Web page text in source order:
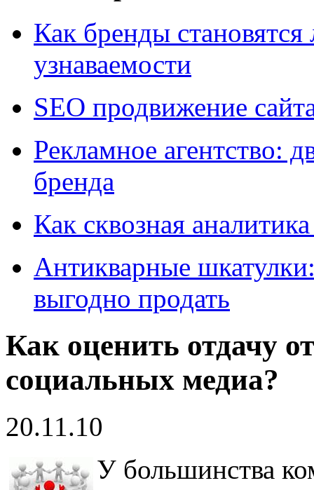
Как бренды
узнаваемости
SEO продвижение
Рекламное агентство:
бренда
Как сквозная
Антикварные
выгодно продать
Как оценить отдачу
социальных медиа?
20.11.10
У большинства